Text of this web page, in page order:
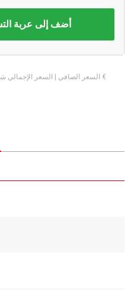
أضف إلى عربة
* السعر الصافي | السعر الإجمالي شامل 19% ضريبة القيمة ‏624.74 €